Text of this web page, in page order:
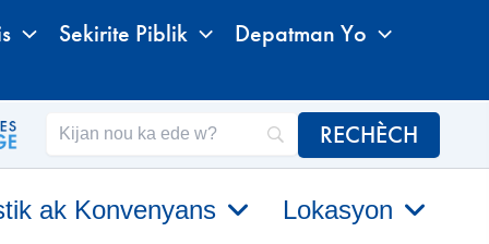
Sekirite Piblik
Depatman Yo
ak Konvenyans Lokasyon